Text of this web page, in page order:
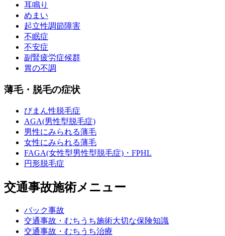
耳鳴り
めまい
起立性調節障害
不眠症
不安症
副腎疲労症候群
胃の不調
薄毛・脱毛の症状
びまん性脱毛症
AGA(男性型脱毛症)
男性にみられる薄毛
女性にみられる薄毛
FAGA(女性型男性型脱毛症)・FPHL
円形脱毛症
交通事故施術メニュー
バック事故
交通事故・むちうち施術大切な保険知識
交通事故・むちうち治療